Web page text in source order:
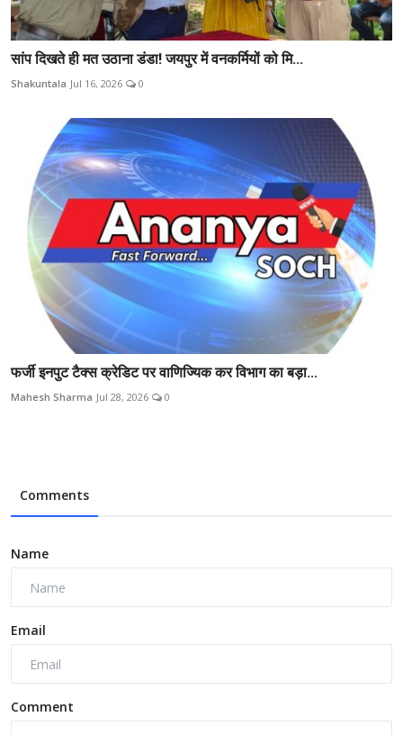
सांप दिखते ही मत उठाना डंडा! जयपुर में वनकर्मियों को मि...
Shakuntala Jul 16, 2026 0
फर्जी इनपुट टैक्स क्रेडिट पर वाणिज्यिक कर विभाग का बड़ा...
Mahesh Sharma Jul 28, 2026 0
Comments
Name
Email
Comment